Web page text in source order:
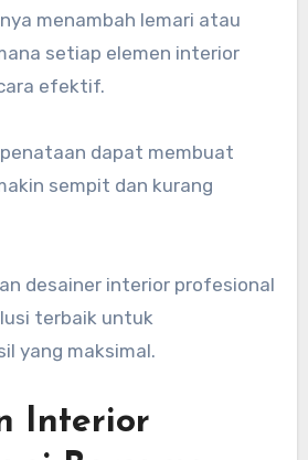
menambah lemari atau
setiap elemen interior
efektif.
dapat membuat
sempit dan kurang
desainer interior profesional
terbaik untuk
yang maksimal.
Interior